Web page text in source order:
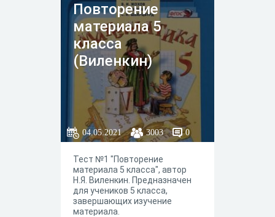
Повторение
материала 5
класса
(Виленкин)
04.05.2021 3003 0
Тест №1 "Повторение
материала 5 класса", автор
Н.Я. Виленкин. Предназначен
для учеников 5 класса,
завершающих изучение
материала.